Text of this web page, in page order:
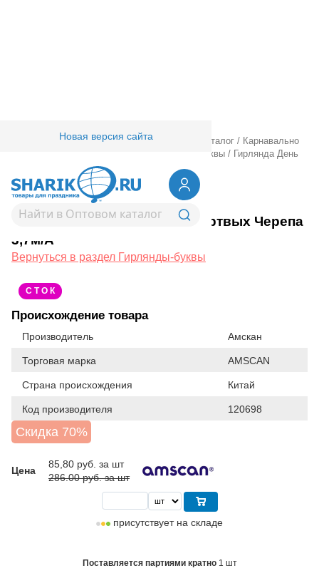
Новая версия сайта
Товары для праздника/ Оптовый каталог / Карнавально
Гирлянды-буквы / Гирлянда День
Мертвых Черепа 3,7м/А
1505-2103Гирлянда День Мертвых Черепа
3,7м/А
Вернуться в раздел Гирлянды-буквы
С Т О К
Происхождение товара
Производитель Амскан
Торговая марка AMSCAN
Страна происхождения Китай
Код производителя 120698
Скидка 70%
Цена
85,80 руб. за шт
286.00 руб. за шт
присутствует на складе
Поставляется партиями кратно 1 шт